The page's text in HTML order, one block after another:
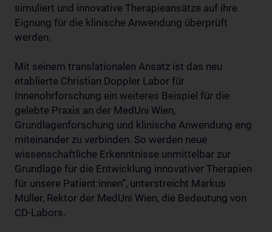
simuliert und innovative Therapieansätze auf ihre
Eignung für die klinische Anwendung überprüft
werden.
Mit seinem translationalen Ansatz ist das neu
etablierte Christian Doppler Labor für
Innenohrforschung ein weiteres Beispiel für die
gelebte Praxis an der MedUni Wien,
Grundlagenforschung und klinische Anwendung eng
miteinander zu verbinden. So werden neue
wissenschaftliche Erkenntnisse unmittelbar zur
Grundlage für die Entwicklung innovativer Therapien
für unsere Patient:innen“, unterstreicht Markus
Müller, Rektor der MedUni Wien, die Bedeutung von
CD-Labors.